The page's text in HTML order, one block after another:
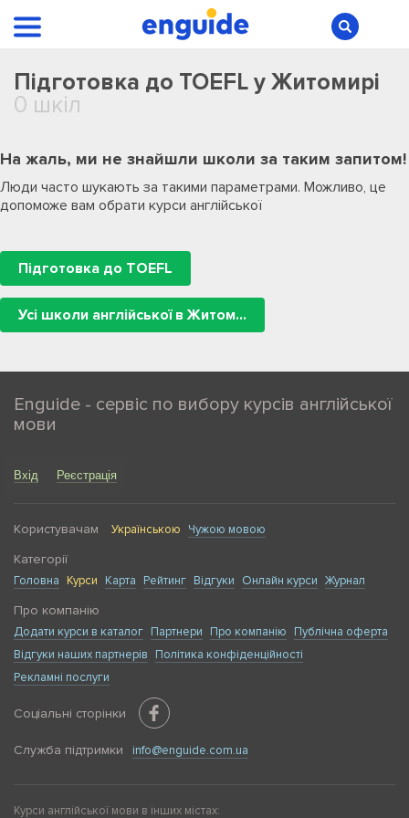
Підготовка до TOEFL у Житомирі
0 шкіл
На жаль, ми не знайшли школи за таким запитом!
Люди часто шукають за такими параметрами. Можливо, це
допоможе вам обрати курси англійської
Підготовка до TOEFL
Усі школи англійської в Житомирі
Enguide - сервіс по вибору курсів англійської
мови
Вхід Реєстрація
Користувачам Українською Чужою мовою
Категорії
Головна Курси Карта Рейтинг Відгуки Онлайн курси Журнал
Про компанію
Додати курси в каталог Партнери Про компанію
Публічна оферта
Відгуки наших партнерів
Політика конфіденційності
Рекламні послуги
Соціальні сторінки
Служба підтримки info@enguide.com.ua
Курси англійської мови в інших містах: